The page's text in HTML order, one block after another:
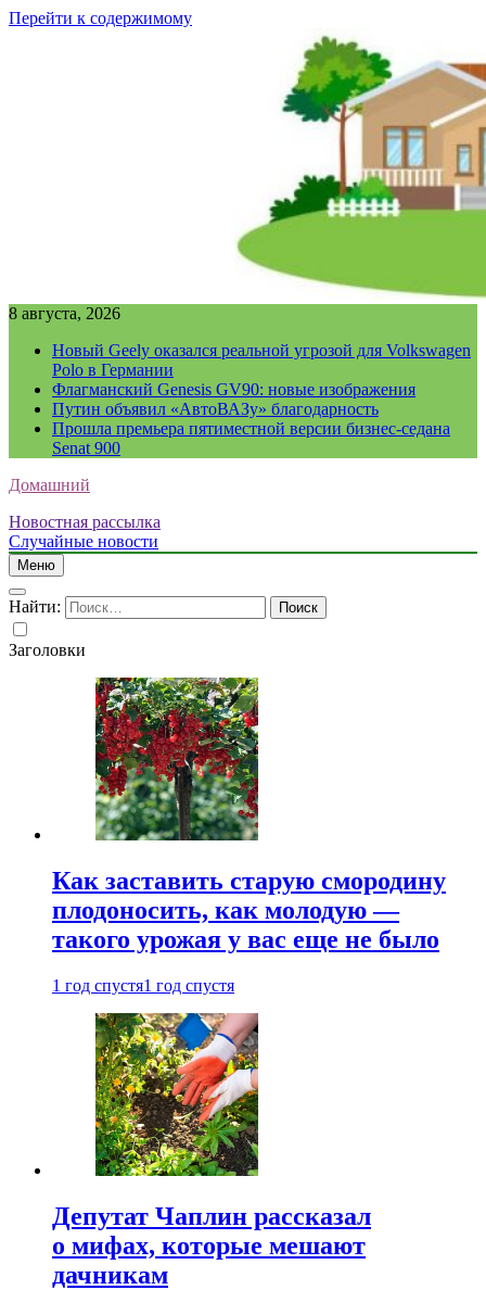
Перейти к содержимому
8 августа, 2026
Новый Geely оказался реальной угрозой для Volkswagen
Polo в Германии
Флагманский Genesis GV90: новые изображения
Путин объявил «АвтоВАЗу» благодарность
Прошла премьера пятиместной версии бизнес-седана
Senat 900
Домашний
Новостная рассылка
Случайные новости
Меню
Найти:
Заголовки
Как заставить старую смородину
плодоносить, как молодую —
такого урожая у вас еще не было
1 год спустя1 год спустя
Депутат Чаплин рассказал
о мифах, которые мешают
дачникам